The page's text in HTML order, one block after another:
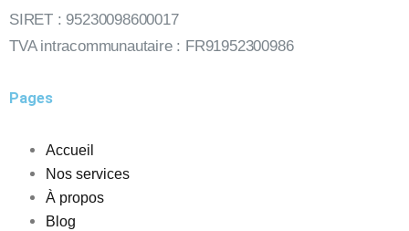
SIRET : 95230098600017
TVA intracommunautaire : FR91952300986
Pages
Accueil
Nos services
À propos
Blog